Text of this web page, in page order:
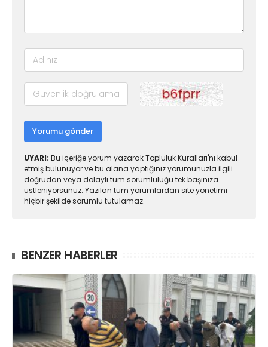
Yorumu gönder
UYARI: Bu içeriğe yorum yazarak Topluluk Kuralları'nı kabul
etmiş bulunuyor ve bu alana yaptığınız yorumunuzla ilgili
doğrudan veya dolaylı tüm sorumluluğu tek başınıza
üstleniyorsunuz. Yazılan tüm yorumlardan site yönetimi
hiçbir şekilde sorumlu tutulamaz.
BENZER HABERLER